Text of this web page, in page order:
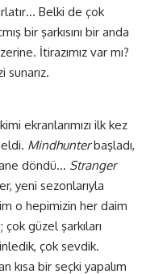
Belki de çok
bir şarkısını bir anda
İtirazımız var mı?
ekranlarımızı ilk kez
Mindhunterbaşladı,
döndü… Stranger
yeni sezonlarıyla
o hepimizin her daim
güzel şarkıları
çok sevdik.
kısa bir seçki yapalım